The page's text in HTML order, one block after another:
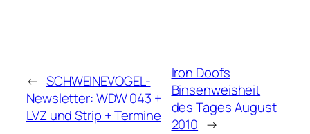
← SCHWEINEVOGEL-
Newsletter: WDW 043 +
LVZ und Strip + Termine
Iron Doofs
Binsenweisheit
des Tages August
2010 →